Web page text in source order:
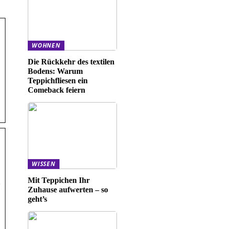
WOHNEN
Die Rückkehr des textilen
Bodens: Warum
Teppichfliesen ein
Comeback feiern
WISSEN
Mit Teppichen Ihr
Zuhause aufwerten – so
geht’s